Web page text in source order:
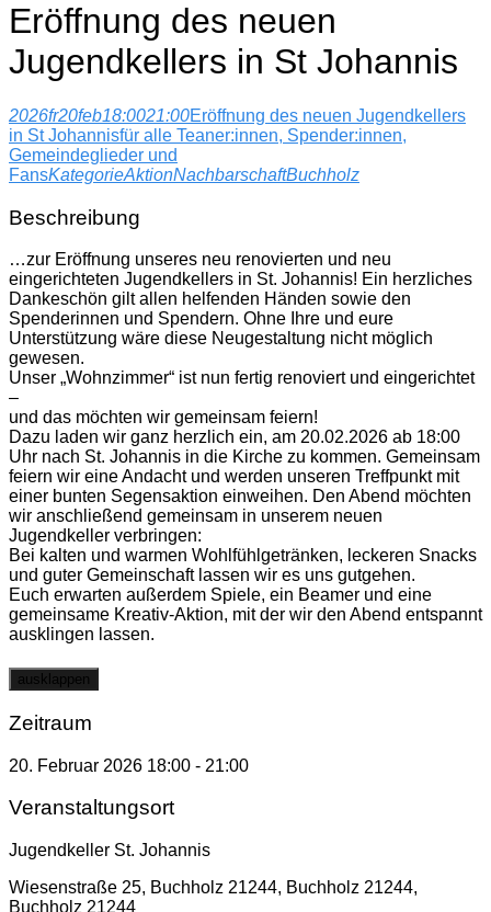
Eröffnung des neuen
Jugendkellers in St Johannis
2026fr20feb18:0021:00Eröffnung des neuen Jugendkellers
in St Johannisfür alle Teaner:innen, Spender:innen,
Gemeindeglieder und
FansKategorieAktionNachbarschaftBuchholz
Beschreibung
…zur Eröffnung unseres neu renovierten und neu
eingerichteten Jugendkellers in St. Johannis! Ein herzliches
Dankeschön gilt allen helfenden Händen sowie den
Spenderinnen und Spendern. Ohne Ihre und eure
Unterstützung wäre diese Neugestaltung nicht möglich
gewesen.
Unser „Wohnzimmer“ ist nun fertig renoviert und eingerichtet
–
und das möchten wir gemeinsam feiern!
Dazu laden wir ganz herzlich ein, am 20.02.2026 ab 18:00
Uhr nach St. Johannis in die Kirche zu kommen. Gemeinsam
feiern wir eine Andacht und werden unseren Treffpunkt mit
einer bunten Segensaktion einweihen. Den Abend möchten
wir anschließend gemeinsam in unserem neuen
Jugendkeller verbringen:
Bei kalten und warmen Wohlfühlgetränken, leckeren Snacks
und guter Gemeinschaft lassen wir es uns gutgehen.
Euch erwarten außerdem Spiele, ein Beamer und eine
gemeinsame Kreativ-Aktion, mit der wir den Abend entspannt
ausklingen lassen.
ausklappen
Zeitraum
20. Februar 2026 18:00 - 21:00
Veranstaltungsort
Jugendkeller St. Johannis
Wiesenstraße 25, Buchholz 21244, Buchholz 21244,
Buchholz 21244